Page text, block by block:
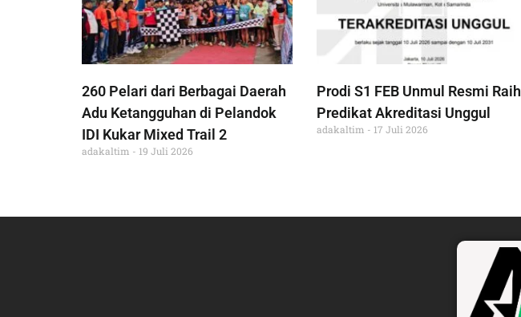
260 Pelari dari Berbagai Daerah
Adu Ketangguhan di Pelandok
IDI Kukar Mixed Trail 2
adakaltim 19 Juli 2026
Prodi S1 FEB Unmul Resmi Raih
Predikat Akreditasi Unggul
adakaltim 17 Juli 2026